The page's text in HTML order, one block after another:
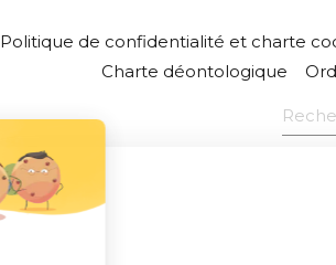
Politique de confidentialité et charte
Charte déontologique